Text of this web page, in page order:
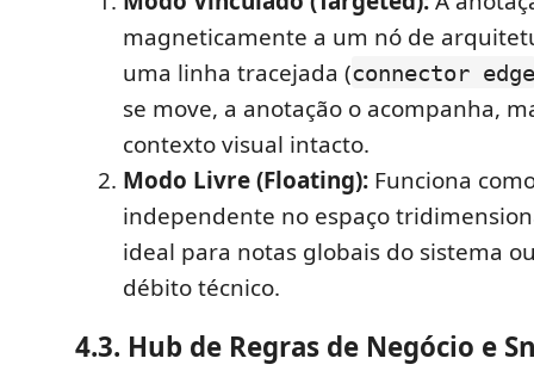
magneticamente a um nó de
uma linha tracejada (connector edge
se move, a anotação o acompanha,
contexto visual intacto.
Modo Livre (Floating): Funciona
independente no espaço
ideal para notas globais do sistema
débito técnico.
4.3. Hub de Regras de Negócio e